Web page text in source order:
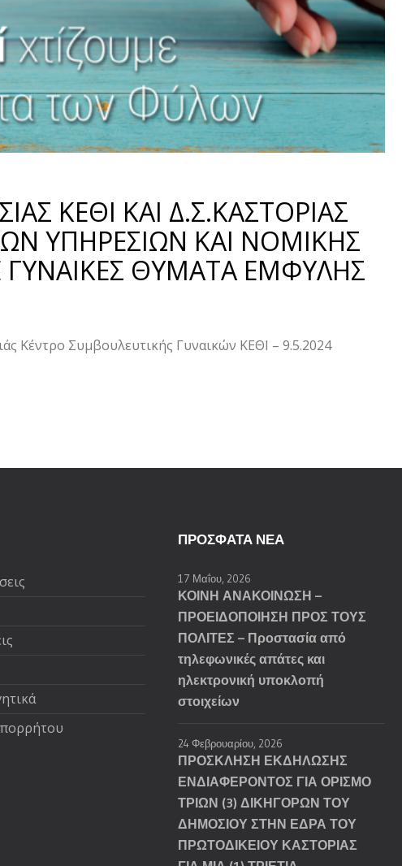
ΚΕΘΙ ΚΑΙ Δ.Σ.ΚΑΣΤΟΡΙΑΣ
ΥΠΗΡΕΣΙΩΝ ΚΑΙ ΝΟΜΙΚΗΣ
ΓΥΝΑΙΚΕΣ ΘΥΜΑΤΑ ΕΜΦΥΛΗΣ
Κέντρο Συμβουλευτικής Γυναικών ΚΕΘΙ – 9.5.2024
ΠΡΌΣΦΑΤΑ ΝΈΑ
17 Μαΐου, 2026
ΚΟΙΝΗ ΑΝΑΚΟΙΝΩΣΗ –
ΠΡΟΕΙΔΟΠΟΙΗΣΗ ΠΡΟΣ ΤΟΥΣ
ΠΟΛΙΤΕΣ – Προστασία από
τηλεφωνικές απάτες και
ηλεκτρονική υποκλοπή
στοιχείων
24 Φεβρουαρίου, 2026
ΠΡΟΣΚΛΗΣΗ ΕΚΔΗΛΩΣΗΣ
ΕΝΔΙΑΦΕΡΟΝΤΟΣ ΓΙΑ ΟΡΙΣΜΟ
ΤΡΙΩΝ (3) ΔΙΚΗΓΟΡΩΝ ΤΟΥ
ΔΗΜΟΣΙΟΥ ΣΤΗΝ ΕΔΡΑ ΤΟΥ
ΠΡΩΤΟΔΙΚΕΙΟΥ ΚΑΣΤΟΡΙΑΣ